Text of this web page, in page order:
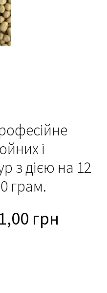
л
і
з дією на 12
грам.
грн